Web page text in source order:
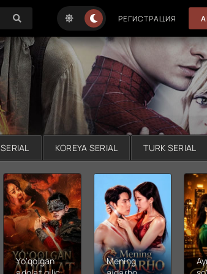
РЕГИСТРАЦИЯ
SERIAL KOREYA SERIAL TURK SERIAL
Yo'qolgan
Mening